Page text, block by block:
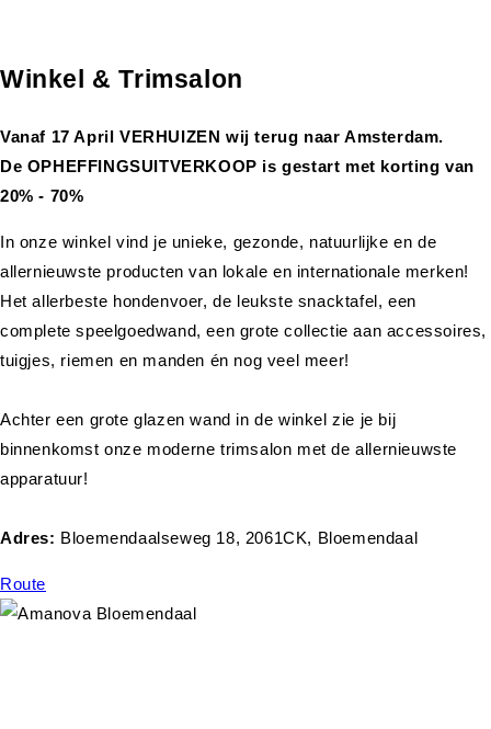
Winkel & Trimsalon
Vanaf 17 April VERHUIZEN wij terug naar Amsterdam.
De OPHEFFINGSUITVERKOOP is gestart met korting van
20% - 70%
In onze winkel vind je unieke, gezonde, natuurlijke en de
allernieuwste producten van lokale en internationale merken!
Het allerbeste hondenvoer, de leukste snacktafel, een
complete speelgoedwand, een grote collectie aan accessoires,
tuigjes, riemen en manden én nog veel meer!
Achter een grote glazen wand in de winkel zie je bij
binnenkomst onze moderne trimsalon met de allernieuwste
apparatuur!
Adres: Bloemendaalseweg 18, 2061CK, Bloemendaal
Route